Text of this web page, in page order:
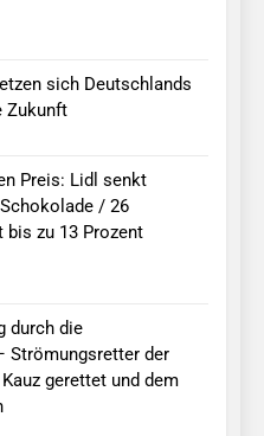
sich Deutschlands
Zukunft
Preis: Lidl senkt
/ 26
zu 13 Prozent
durch die
Strömungsretter der
gerettet und dem